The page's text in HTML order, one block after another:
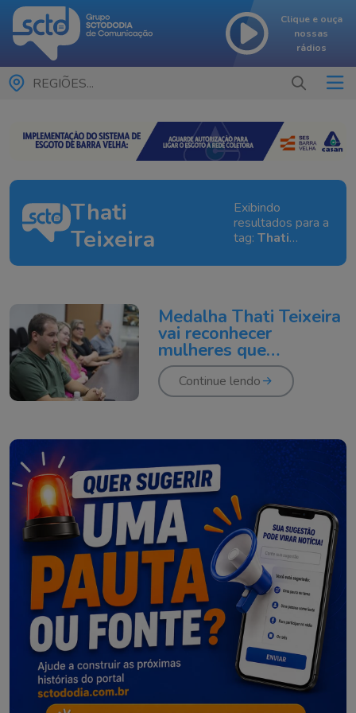
Clique e ouça
nossas
rádios
REGIÕES...
Thati
Teixeira
Exibindo
resultados para a
tag:Thati
Medalha Thati Teixeira
vai reconhecer
mulheres que
marcaram a política de
Criciúma
Continue lendo